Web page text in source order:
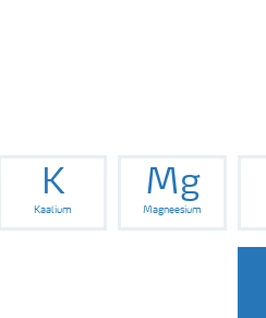
K
Kaalium
Mg
Magneesium